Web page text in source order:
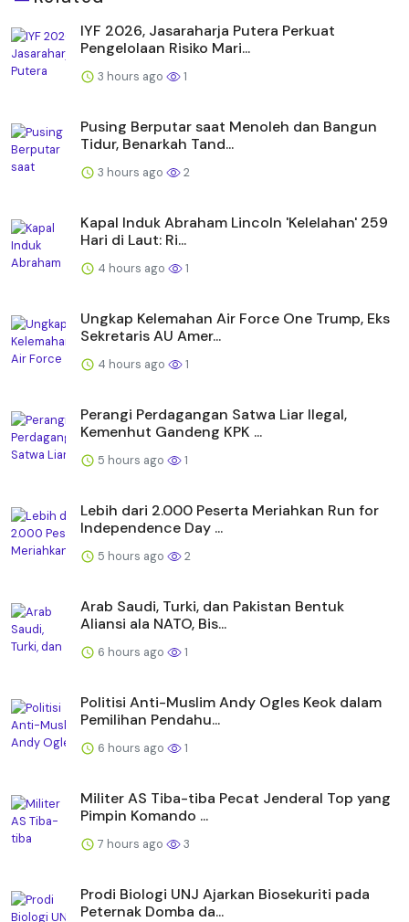
IYF 2026, Jasaraharja Putera Perkuat
Pengelolaan Risiko Mari...
3 hours ago 1
Pusing Berputar saat Menoleh dan Bangun
Tidur, Benarkah Tand...
3 hours ago 2
Kapal Induk Abraham Lincoln 'Kelelahan' 259
Hari di Laut: Ri...
4 hours ago 1
Ungkap Kelemahan Air Force One Trump, Eks
Sekretaris AU Amer...
4 hours ago 1
Perangi Perdagangan Satwa Liar Ilegal,
Kemenhut Gandeng KPK ...
5 hours ago 1
Lebih dari 2.000 Peserta Meriahkan Run for
Independence Day ...
5 hours ago 2
Arab Saudi, Turki, dan Pakistan Bentuk
Aliansi ala NATO, Bis...
6 hours ago 1
Politisi Anti-Muslim Andy Ogles Keok dalam
Pemilihan Pendahu...
6 hours ago 1
Militer AS Tiba-tiba Pecat Jenderal Top yang
Pimpin Komando ...
7 hours ago 3
Prodi Biologi UNJ Ajarkan Biosekuriti pada
Peternak Domba da...